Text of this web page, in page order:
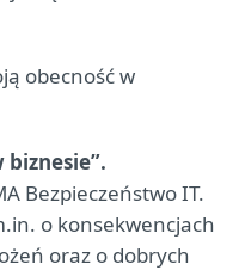
obecność w
biznesie”.
Bezpieczeństwo IT.
o konsekwencjach
oraz o dobrych